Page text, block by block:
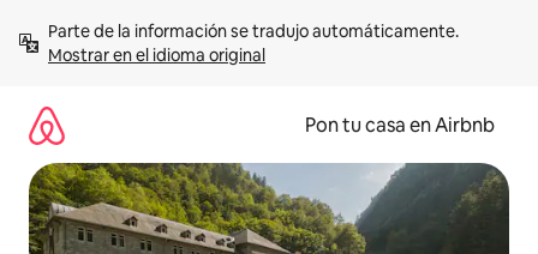
contenidoMostrar en el idioma original
Pon tu casa en Airbnb